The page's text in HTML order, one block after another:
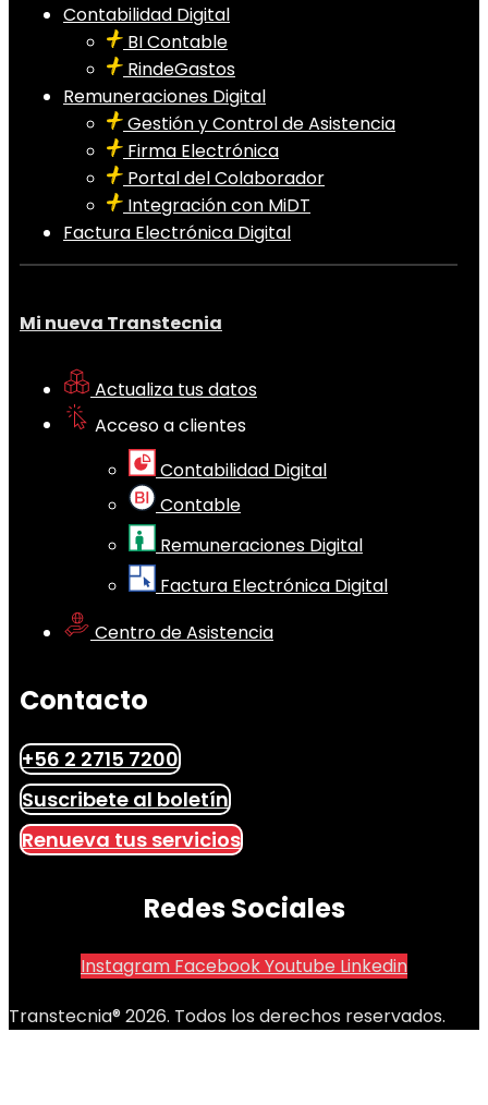
Contabilidad Digital
BI Contable
RindeGastos
Remuneraciones Digital
Gestión y Control de Asistencia
Firma Electrónica
Portal del Colaborador
Integración con MiDT
Factura Electrónica Digital
Mi nueva Transtecnia
Actualiza tus datos
Acceso a clientes
Contabilidad Digital
Contable
Remuneraciones Digital
Factura Electrónica Digital
Centro de Asistencia
Contacto
+56 2 2715 7200
Suscribete al boletín
Renueva tus servicios
Redes Sociales
Instagram FacebookYoutube Linkedin
Transtecnia® 2026. Todos los derechos reservados.